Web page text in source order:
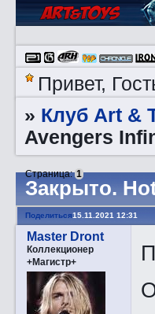
Привет,
» Клуб Art &
Avengers
Закрытo.
Страница:1
Поделиться15.11.2021 12:31
Master Dront
Коллекционер
+Магистр+